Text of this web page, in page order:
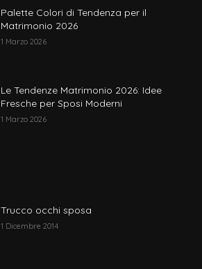
Palette Colori di Tendenza per il
Matrimonio 2026
1 Marzo 2026
Le Tendenze Matrimonio 2026: Idee
Fresche per Sposi Moderni
1 Marzo 2026
Trucco occhi sposa
1 Dicembre 2014